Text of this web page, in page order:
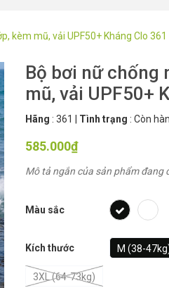
kèm mũ, vải UPF50+ Kháng Clo 361
Bộ bơi nữ chống
mũ, vải UPF50+
Hãng : 361 Tình trạng : Còn
585.000₫
Mô tả ngắn của sản phẩm đang
Màu sắc
Kích thước M (38-
3XL (64-73kg)